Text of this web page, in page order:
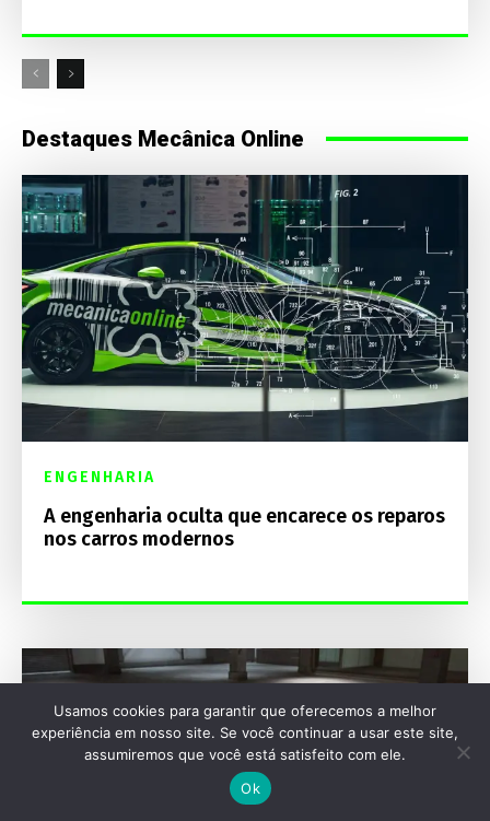
Destaques Mecânica Online
ENGENHARIA
A engenharia oculta que encarece os reparos
nos carros modernos
Usamos cookies para garantir que oferecemos a melhor
experiência em nosso site. Se você continuar a usar este site,
assumiremos que você está satisfeito com ele.
Ok